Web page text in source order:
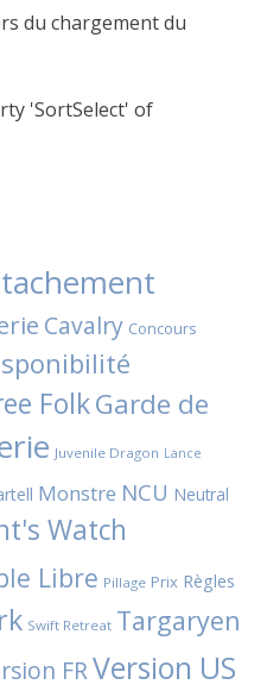
du chargement du
'SortSelect' of
Cavalry Concours
FolkGarde de
Juvenile Dragon Lance
Monstre NCU Neutral
Watch
Libre Pillage Prix Règles
Swift Retreat Targaryen
FRVersion US